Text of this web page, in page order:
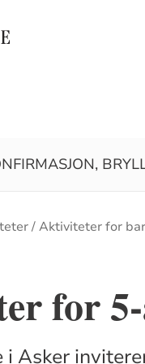
Aktiviteter for
for
i Asker